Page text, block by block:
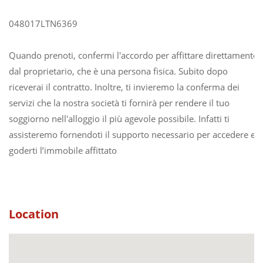
048017LTN6369
Quando prenoti, confermi l'accordo per affittare direttamente
dal proprietario, che è una persona fisica. Subito dopo
riceverai il contratto. Inoltre, ti invieremo la conferma dei
servizi che la nostra società ti fornirà per rendere il tuo
soggiorno nell'alloggio il più agevole possibile. Infatti ti
assisteremo fornendoti il supporto necessario per accedere e
goderti l’immobile affittato
Location